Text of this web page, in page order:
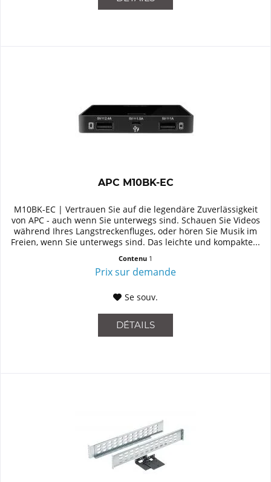
APC M10BK-EC
M10BK-EC | Vertrauen Sie auf die legendäre Zuverlässigkeit
von APC - auch wenn Sie unterwegs sind. Schauen Sie Videos
während Ihres Langstreckenfluges, oder hören Sie Musik im
Freien, wenn Sie unterwegs sind. Das leichte und kompakte...
Contenu 1
Prix sur demande
Se souv.
DÉTAILS